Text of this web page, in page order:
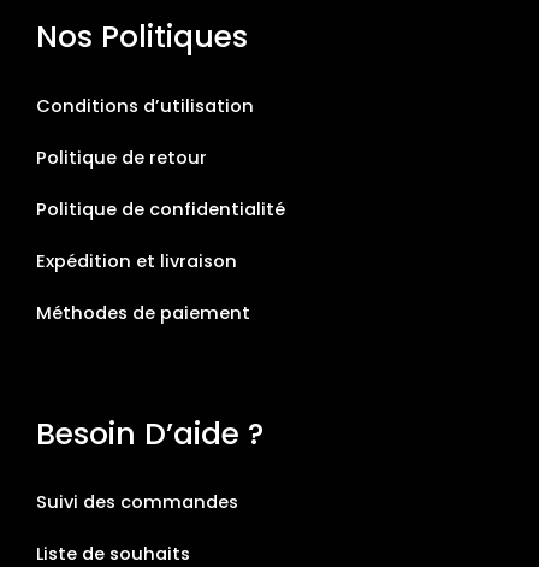
Nos Politiques
Conditions d’utilisation
Politique de retour
Politique de confidentialité
Expédition et livraison
Méthodes de paiement
Besoin D’aide ?
Suivi des commandes
Liste de souhaits